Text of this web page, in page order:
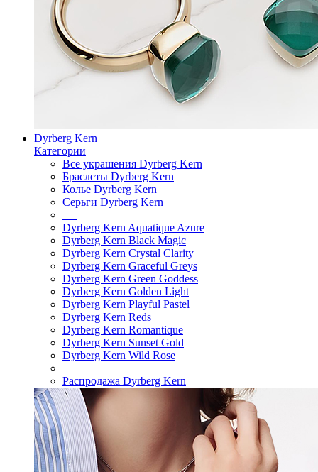
Dyrberg Kern
Категории
Все украшения Dyrberg Kern
Браслеты Dyrberg Kern
Колье Dyrberg Kern
Серьги Dyrberg Kern
Dyrberg Kern Aquatique Azure
Dyrberg Kern Black Magic
Dyrberg Kern Crystal Clarity
Dyrberg Kern Graceful Greys
Dyrberg Kern Green Goddess
Dyrberg Kern Golden Light
Dyrberg Kern Playful Pastel
Dyrberg Kern Reds
Dyrberg Kern Romantique
Dyrberg Kern Sunset Gold
Dyrberg Kern Wild Rose
Распродажа Dyrberg Kern